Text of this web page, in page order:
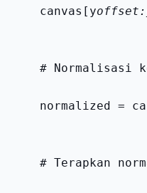
    canvas[y
# Normalisasi
normalized =
# Terapkan